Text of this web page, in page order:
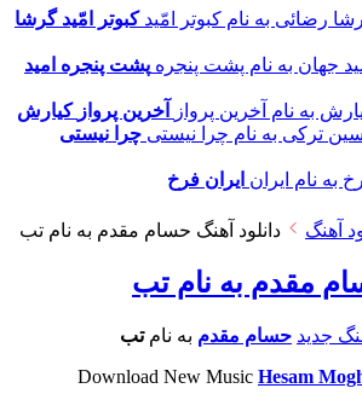
کبوتر امّید گرشا
پشت پنجره امید
آخرین پرواز کیارش
چرا نیستی
ایران فرخ
آهنگ دانلود آهنگ حسام مقدم به نام تب
مقدم به نام تب
جدید حسام مقدم به نامتب
Download New Music Hesam